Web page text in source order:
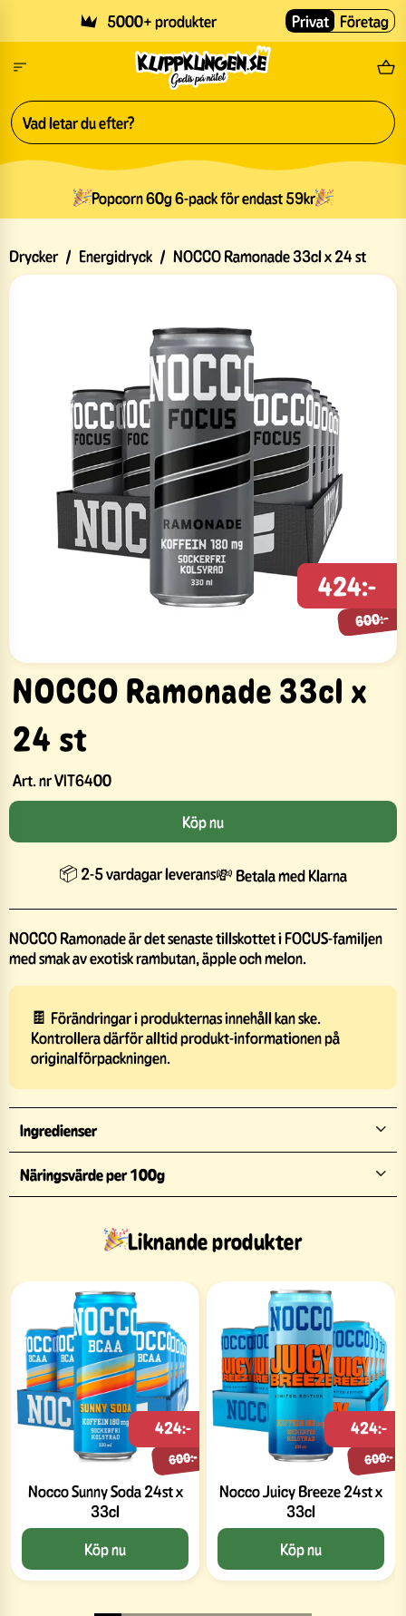
5000+ produkter Fri
Privat Företag
Popcorn 60g 6-pack för endast 59kr
Drycker / Energidryck / NOCCO Ramonade 33cl x 24 st
NOCCO Ramonade 33cl x
24 st
Art. nrVIT6400
424:-
600:-
600:-
Köp nu
📦 2-5 vardagar leverans💸 Betala med Klarna
NOCCO Ramonade är det senaste tillskottet i FOCUS-familjen
med smak av exotisk rambutan, äpple och melon.
🍫 Förändringar i produkternas innehåll kan ske.
Kontrollera därför alltid produkt-informationen på
originalförpackningen.
Ingredienser
Näringsvärde per 100g
Liknande produkter
Nocco Sunny Soda 24st x
33cl
600:-
424:-
Köp nu
Nocco Juicy Breeze 24st x
33cl
600:-
424:-
Köp nu